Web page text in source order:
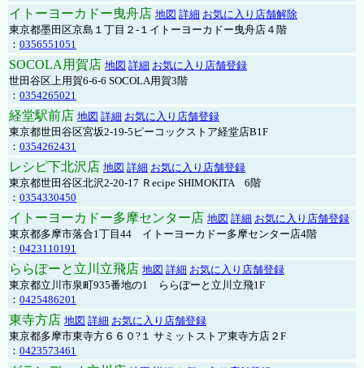
イトーヨーカドー曳舟店 地図 詳細 お気に入り店舗解除
東京都墨田区京島１丁目２-１イトーヨーカドー曳舟店４階
： 0356551051
SOCOLA用賀店 地図 詳細 お気に入り店舗登録
世田谷区上用賀6-6-6 SOCOLA用賀3階
： 0354265021
経堂駅前店 地図 詳細 お気に入り店舗登録
東京都世田谷区宮坂2-19-5ピーコックストア経堂店B1F
： 0354262431
レシピ下北沢店 地図 詳細 お気に入り店舗登録
東京都世田谷区北沢2-20-17 Ｒecipe SHIMOKITA 6階
： 0354330450
イトーヨーカドー多摩センター店 地図 詳細 お気に入り店舗登録
東京都多摩市落合1丁目44 イトーヨーカドー多摩センター店4階
： 0423110191
ららぽーと立川立飛店 地図 詳細 お気に入り店舗登録
東京都立川市泉町935番地の1 ららぽーと立川立飛1F
： 0425486201
東寺方店 地図 詳細 お気に入り店舗登録
東京都多摩市東寺方６６０?１ サミットストア東寺方店２F
： 0423573461